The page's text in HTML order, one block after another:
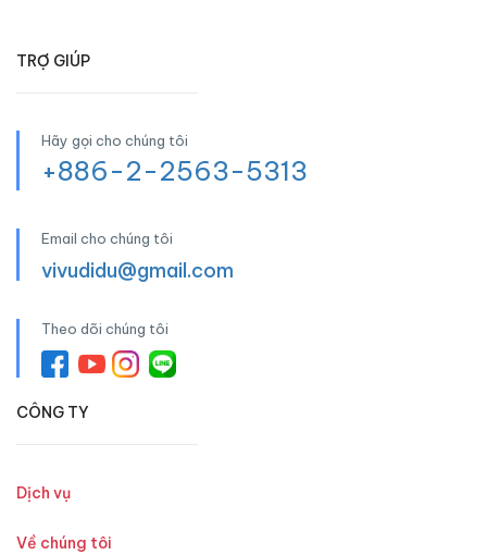
TRỢ GIÚP
Hãy gọi cho chúng tôi
+886-2-2563-5313
Email cho chúng tôi
vivudidu@gmail.com
Theo dõi chúng tôi
CÔNG TY
Dịch vụ
Về chúng tôi